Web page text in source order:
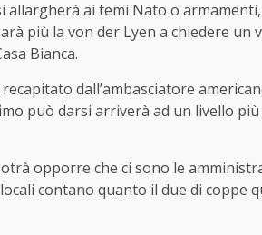
allargherà ai temi Nato o
più la von der Lyen a chiedere
Bianca.
dall’ambasciatore
può darsi arriverà ad un livello
opporre che ci sono le
contano quanto il due di coppe